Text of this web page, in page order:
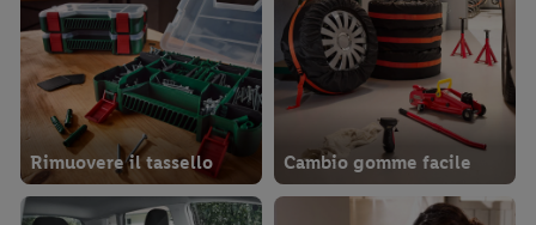
Rimuovere il tassello Cambio gomme facile